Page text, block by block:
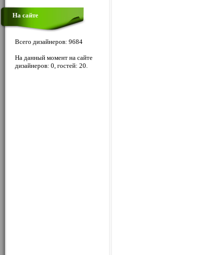
На сайте
Всего дизайнеров: 9684
На данный момент на сайте
дизайнеров: 0, гостей: 20.